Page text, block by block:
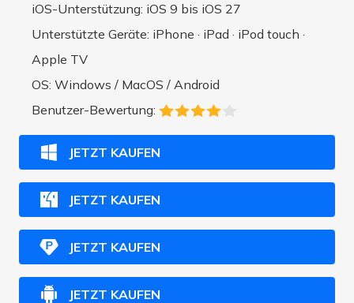
iOS-Unterstützung: iOS 9 bis iOS 27
Unterstützte Geräte: iPhone · iPad · iPod touch ·
Apple TV
OS: Windows / MacOS / Android
Benutzer-Bewertung:
JETZT KAUFEN
JETZT KAUFEN
JETZT KAUFEN
JETZT KAUFEN